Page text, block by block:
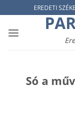
to
content
EREDETI
Só a